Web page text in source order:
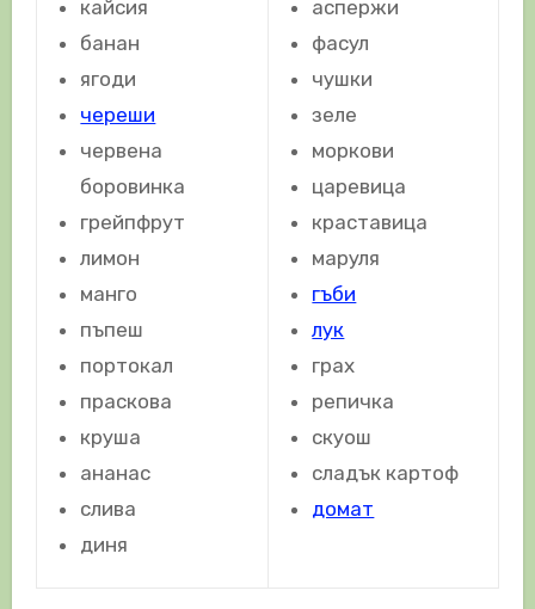
кайсия
банан
ягоди
череши
червена
боровинка
грейпфрут
лимон
манго
пъпеш
портокал
праскова
круша
ананас
слива
диня
аспержи
фасул
чушки
зеле
моркови
царевица
краставица
маруля
гъби
лук
грах
репичка
скуош
сладък картоф
домат